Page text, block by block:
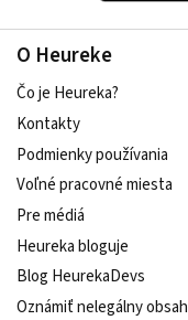
O Heureke
Čo je Heureka?
Kontakty
Podmienky používania
Voľné pracovné miesta
Pre médiá
Heureka bloguje
Blog HeurekaDevs
Oznámiť nelegálny obsah